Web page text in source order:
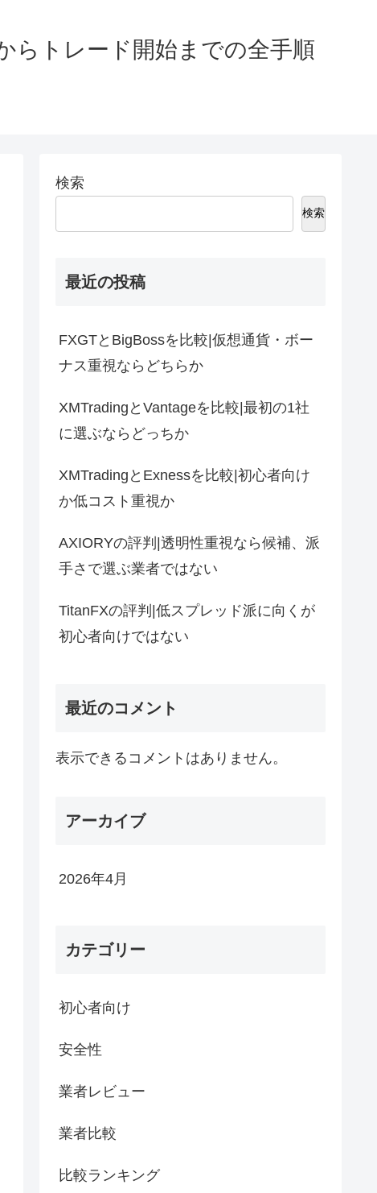
らトレード開始までの全手順
検索
検索
最近の投稿
FXGTとBigBossを比較|仮想通貨・ボー
ナス重視ならどちらか
XMTradingとVantageを比較|最初の1社
に選ぶならどっちか
XMTradingとExnessを比較|初心者向け
か低コスト重視か
AXIORYの評判|透明性重視なら候補、派
手さで選ぶ業者ではない
TitanFXの評判|低スプレッド派に向くが
初心者向けではない
最近のコメント
表示できるコメントはありません。
アーカイブ
2026年4月
カテゴリー
初心者向け
安全性
業者レビュー
業者比較
比較ランキング